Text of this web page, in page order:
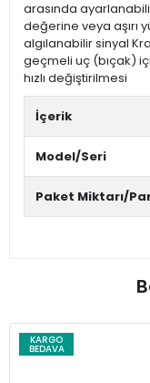
arasında
değerine veya aşırı
algılanabilir sinyal
geçmeli uç (bıçak)
hızlı değiştirilmesi
İçerik
Model/Seri
Paket Miktarı/
BEDAVA